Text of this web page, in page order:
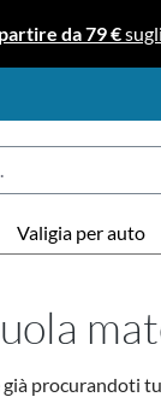
da 79 €
Valigia per auto